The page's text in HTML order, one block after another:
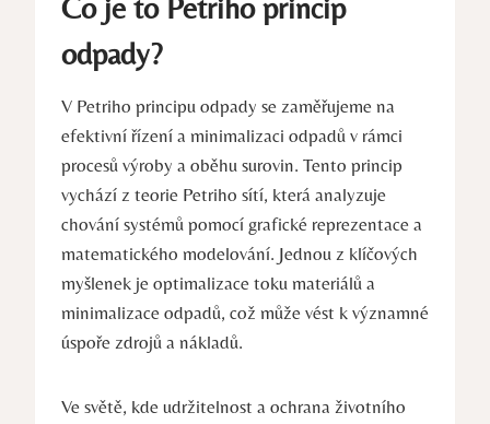
Co je to Petriho princip
odpady?
V Petriho principu odpady se ‍zaměřujeme na
efektivní ⁣řízení a minimalizaci odpadů v rámci‍
procesů výroby a oběhu surovin. Tento princip
vychází z teorie Petriho sítí,⁤ která analyzuje
⁣chování ‌systémů pomocí grafické reprezentace a
matematického modelování. Jednou z klíčových
myšlenek je​ optimalizace toku materiálů a
minimalizace odpadů, což může vést k ⁣významné
úspoře zdrojů a nákladů.
Ve světě, kde ⁢udržitelnost a ochrana ⁣životního